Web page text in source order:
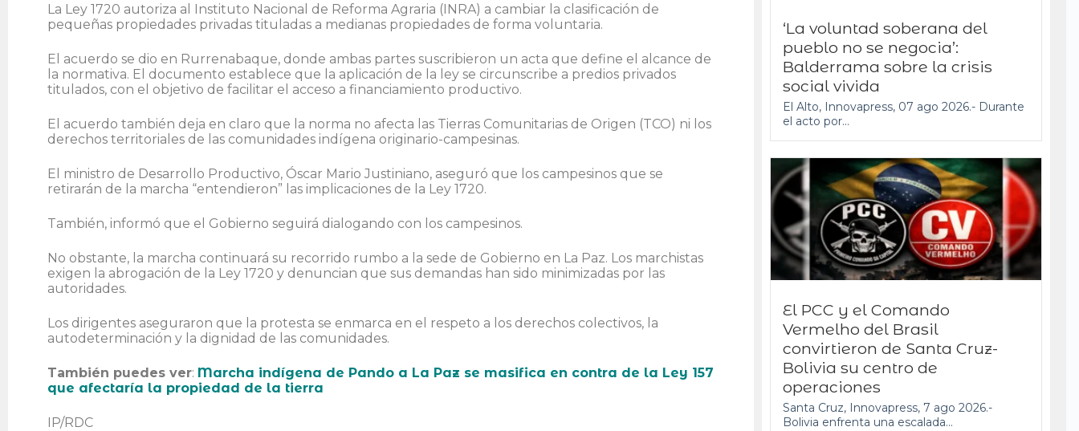
La Ley 1720 autoriza al Instituto Nacional de Reforma Agraria (INRA) a cambiar la clasificación de
pequeñas propiedades privadas tituladas a medianas propiedades de forma voluntaria.
El acuerdo se dio en Rurrenabaque, donde ambas partes suscribieron un acta que define el alcance de
la normativa. El documento establece que la aplicación de la ley se circunscribe a predios privados
titulados, con el objetivo de facilitar el acceso a financiamiento productivo.
El acuerdo también deja en claro que la norma no afecta las Tierras Comunitarias de Origen (TCO) ni los
derechos territoriales de las comunidades indígena originario-campesinas.
El ministro de Desarrollo Productivo, Óscar Mario Justiniano, aseguró que los campesinos que se
retirarán de la marcha “entendieron” las implicaciones de la Ley 1720.
También, informó que el Gobierno seguirá dialogando con los campesinos.
No obstante, la marcha continuará su recorrido rumbo a la sede de Gobierno en La Paz. Los marchistas
exigen la abrogación de la Ley 1720 y denuncian que sus demandas han sido minimizadas por las
autoridades.
Los dirigentes aseguraron que la protesta se enmarca en el respeto a los derechos colectivos, la
autodeterminación y la dignidad de las comunidades.
También puedes ver: Marcha indígena de Pando a La Paz se masifica en contra de la Ley 157
que afectaría la propiedad de la tierra
IP/RDC
‘La voluntad soberana del
pueblo no se negocia’:
Balderrama sobre la crisis
social vivida
El Alto, Innovapress, 07 ago 2026.- Durante
el acto por...
El PCC y el Comando
Vermelho del Brasil
convirtieron de Santa Cruz-
Bolivia su centro de
operaciones
Santa Cruz, Innovapress, 7 ago 2026.-
Bolivia enfrenta una escalada...